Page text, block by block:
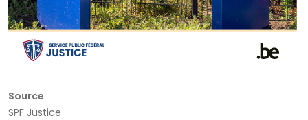
Source:
SPF Justice